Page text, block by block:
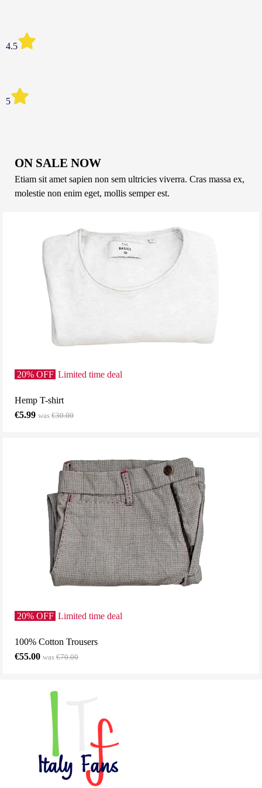
4.5
5
ON SALE NOW
Etiam sit amet sapien non sem ultricies viverra. Cras massa ex,
molestie non enim eget, mollis semper est.
20% OFF. Limited time deal
Hemp T-shirt
€5.99 was €30.00
20% OFF. Limited time deal
100% Cotton Trousers
€55.00 was €70.00
Italy Fans